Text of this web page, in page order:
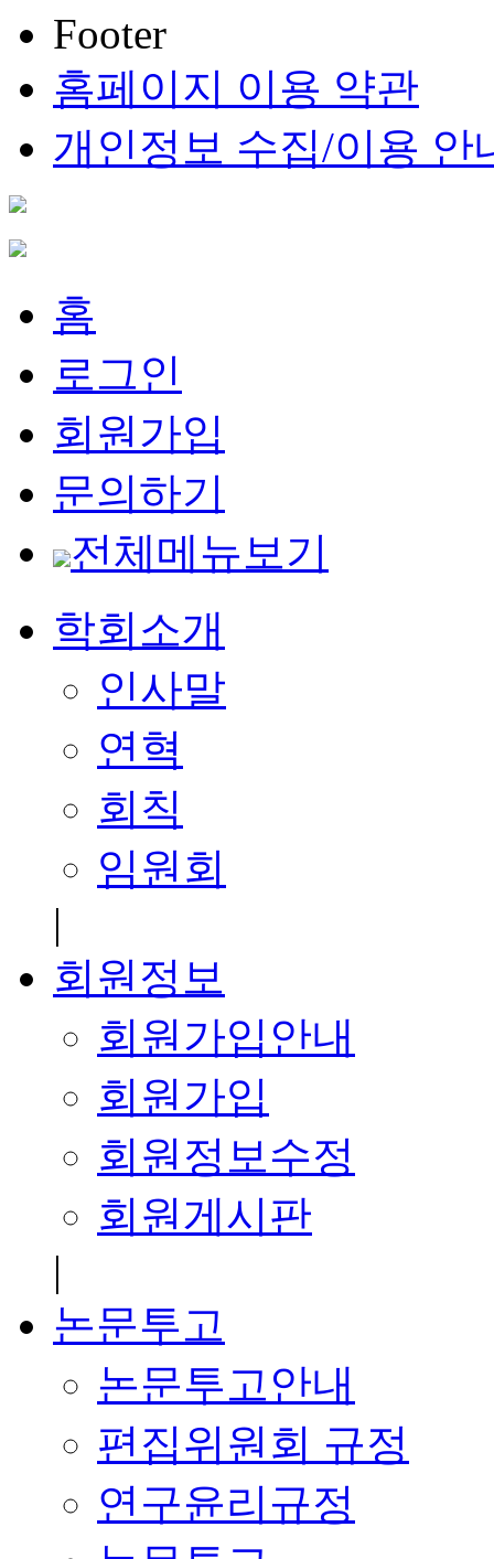
Footer
홈페이지 이용 약관
개인정보 수집/이용 안
홈
로그인
회원가입
문의하기
전체메뉴보기
학회소개
인사말
연혁
회칙
임원회
|
회원정보
회원가입안내
회원가입
회원정보수정
회원게시판
|
논문투고
논문투고안내
편집위원회 규정
연구윤리규정